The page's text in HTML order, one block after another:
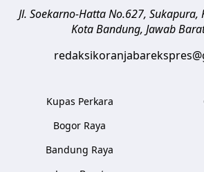
Jl. Soekarno-Hatta No.627, Sukapura,
Kota Bandung, Jawab
Kupas Perkara
Bogor Raya
Bandung Raya